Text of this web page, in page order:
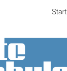
Start